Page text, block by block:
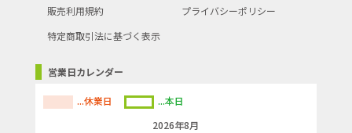
販売利用規約
プライバシーポリシー
特定商取引法に基づく表示
営業日カレンダー
...休業日
...本日
2026年8月